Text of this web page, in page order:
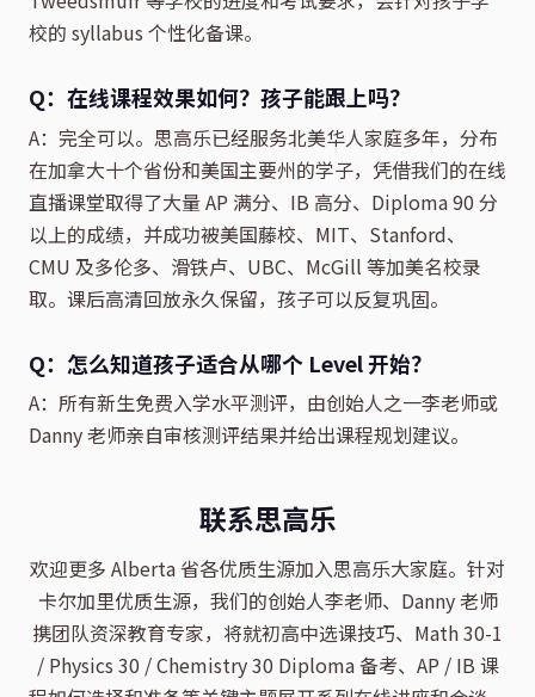
校的 syllabus 个性化备课。
Q：在线课程效果如何？孩子能跟上吗？
A：完全可以。思高乐已经服务北美华人家庭多年，分布
在加拿大十个省份和美国主要州的学子，凭借我们的在线
直播课堂取得了大量 AP 满分、IB 高分、Diploma 90 分
以上的成绩，并成功被美国藤校、MIT、Stanford、
CMU 及多伦多、滑铁卢、UBC、McGill 等加美名校录
取。课后高清回放永久保留，孩子可以反复巩固。
Q：怎么知道孩子适合从哪个 Level 开始？
A：所有新生免费入学水平测评，由创始人之一李老师或
Danny 老师亲自审核测评结果并给出课程规划建议。
联系思高乐
欢迎更多 Alberta 省各优质生源加入思高乐大家庭。针对
卡尔加里优质生源，我们的创始人李老师、Danny 老师
携团队资深教育专家，将就初高中选课技巧、Math 30-1
/ Physics 30 / Chemistry 30 Diploma 备考、AP / IB 课